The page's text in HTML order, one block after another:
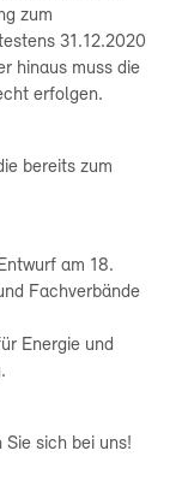
zum
31.12.2020
hinaus muss die
erfolgen.
bereits zum
am 18.
Fachverbände
Energie und
Sie sich bei uns!